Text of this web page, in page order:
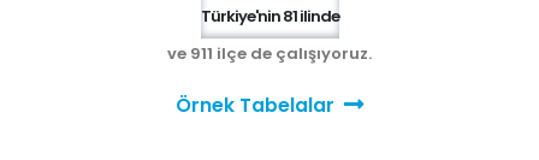
Türkiye'nin 81 ilinde
ve 911 ilçe de çalışıyoruz.
Örnek Tabelalar